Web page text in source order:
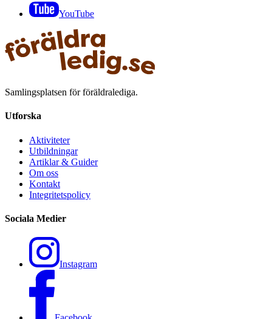
YouTube
Samlingsplatsen för föräldralediga.
Utforska
Aktiviteter
Utbildningar
Artiklar & Guider
Om oss
Kontakt
Integritetspolicy
Sociala Medier
Instagram